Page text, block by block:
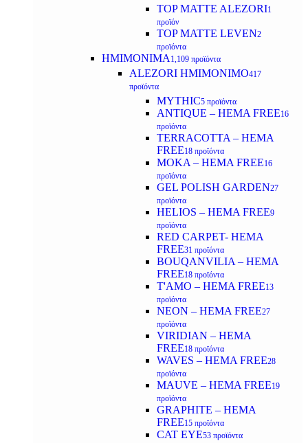
TOP MATTE ALEZORI1
προϊόν
TOP MATTE LEVEN2
προϊόντα
ΗΜΙΜΟΝΙΜΑ 1,109 προϊόντα
ALEZORI ΗΜΙΜΟΝΙΜΟ417
προϊόντα
MYTHIC5 προϊόντα
ANTIQUE – HEMA FREE16
προϊόντα
TERRACOTTA – HEMA
FREE18 προϊόντα
MOKA – HEMA FREE16
προϊόντα
GEL POLISH GARDEN27
προϊόντα
HELIOS – HEMA FREE9
προϊόντα
RED CARPET- HEMA
FREE31 προϊόντα
BOUQANVILIA – HEMA
FREE18 προϊόντα
T'AMO – HEMA FREE13
προϊόντα
NEON – HEMA FREE27
προϊόντα
VIRIDIAN – HEMA
FREE18 προϊόντα
WAVES – HEMA FREE28
προϊόντα
MAUVE – HEMA FREE19
προϊόντα
GRAPHITE – HEMA
FREE15 προϊόντα
CAT EYE53 προϊόντα